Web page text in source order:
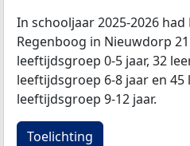
In schooljaar 2025-2026
Regenboog in Nieuwdorp
leeftijdsgroep 0-5 jaar, 32
leeftijdsgroep 6-8 jaar en
leeftijdsgroep 9-12 jaar.
Toelichting